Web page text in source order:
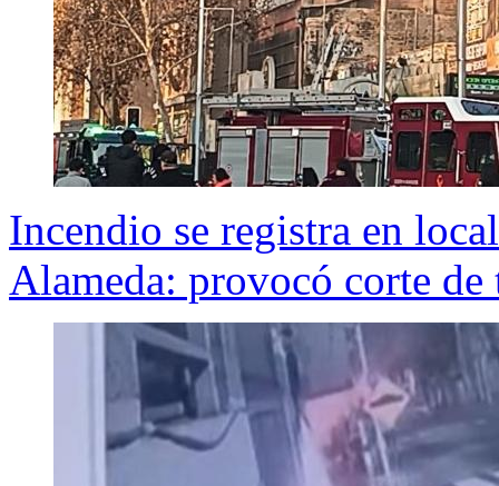
Incendio se registra en
Alameda: provocó corte de